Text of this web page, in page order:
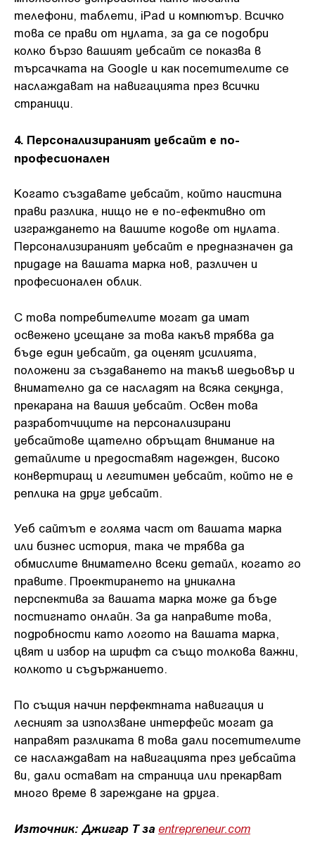
телефони, таблети, iPad и компютър. Всичко
това се прави от нулата, за да се подобри
колко бързо вашият уебсайт се показва в
търсачката на Google и как посетителите се
наслаждават на навигацията през всички
страници.
4. Персонализираният уебсайт е по-
професионален
Когато създавате уебсайт, който наистина
прави разлика, нищо не е по-ефективно от
изграждането на вашите кодове от нулата.
Персонализираният уебсайт е предназначен да
придаде на вашата марка нов, различен и
професионален облик.
С това потребителите могат да имат
освежено усещане за това какъв трябва да
бъде един уебсайт, да оценят усилията,
положени за създаването на такъв шедьовър и
внимателно да се насладят на всяка секунда,
прекарана на вашия уебсайт. Освен това
разработчиците на персонализирани
уебсайтове щателно обръщат внимание на
детайлите и предоставят надежден, високо
конвертиращ и легитимен уебсайт, който не е
реплика на друг уебсайт.
Уеб сайтът е голяма част от вашата марка
или бизнес история, така че трябва да
обмислите внимателно всеки детайл, когато го
правите. Проектирането на уникална
перспектива за вашата марка може да бъде
постигнато онлайн. За да направите това,
подробности като логото на вашата марка,
цвят и избор на шрифт са също толкова важни,
колкото и съдържанието.
По същия начин перфектната навигация и
лесният за използване интерфейс могат да
направят разликата в това дали посетителите
се наслаждават на навигацията през уебсайта
ви, дали остават на страница или прекарват
много време в зареждане на друга.
Източник: Джигар Т за entrepreneur.com